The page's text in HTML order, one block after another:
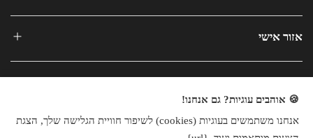
אזור אישי
כל הזכויות שמורות © 2025
🍪 אוהבים עוגיות? גם אנחנו!
אנחנו משתמשים בעוגיות (cookies) לשיפור חוויית הגלישה שלך, הצגת